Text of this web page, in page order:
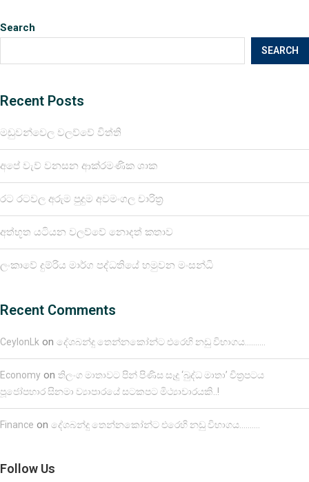
Search
SEARCH
Recent Posts
මඩුවන්වෙල වලව්වේ විත්ති
අපේ වැව් වනසන ආක්රමණික ශාක
රට රටවල අරුම පුදුම අවමංගල චාරිත්‍ර
අත්භූත යටියන වලව්වේ නොදත් කතාව
ලංකාවේ දුම්රිය මාර්ග පද්ධතියේ හමුවන මංසන්ධි
Recent Comments
CeylonLk on දේශබන්දු තෙන්නකෝන්ට එරෙහි නඩු විභාගය……….
Economy on තිලංග මාතාවට පින් පිණිස සෑදූ ‘බුද්ධ මාතා’ චිත්‍රපටය
පූජෝපහාර සිනමා ව්‍යාපාරයේ සටකපට මිථ්‍යාචාරයකි..!
Finance on දේශබන්දු තෙන්නකෝන්ට එරෙහි නඩු විභාගය……….
Follow Us